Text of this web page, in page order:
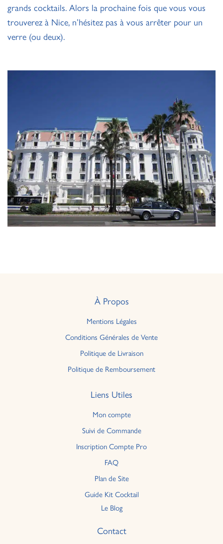
grands cocktails. Alors la prochaine fois que vous vous
trouverez à Nice, n’hésitez pas à vous arrêter pour un
verre (ou deux).
À Propos
Mentions Légales
Conditions Générales de Vente
Politique de Livraison
Politique de Remboursement
Liens Utiles
Mon compte
Suivi de Commande
Inscription Compte Pro
FAQ
Plan de Site
Guide Kit Cocktail
Le Blog
Contact